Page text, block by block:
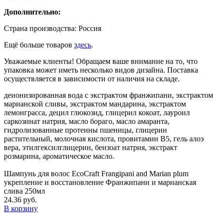
Дополнительно:
Страна производства: Россия
Ещё больше товаров здесь.
Уважаемые клиенты! Обращаем ваше внимание на то, что
упаковка может иметь несколько видов дизайна. Поставка
осуществляется в зависимости от наличия на складе.
деионизированная вода c экстрактом франжипани, экстрактом
марианской сливы, экстрактом мандарина, экстрактом
лемонграсса, децил глюкозид, глицерил кокоат, лауроил
саркозинат натрия, масло бораго, масло амаранта,
гидролизованные протеины пшеницы, глицерин
растительный, молочная кислота, провитамин В5, гель алоэ
вера, этилгексилглицерин, бензоат натрия, экстракт
розмарина, ароматическое масло.
Шампунь для волос EcoCraft Frangipani and Marian plum
укрепление и восстановление Франжипани и марианская
слива 250мл
24.36 руб.
В корзину